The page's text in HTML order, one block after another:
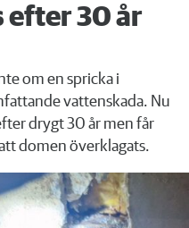
efter 30 år
om en spricka i
vattenskada. Nu
drygt 30 år men får
domen överklagats.